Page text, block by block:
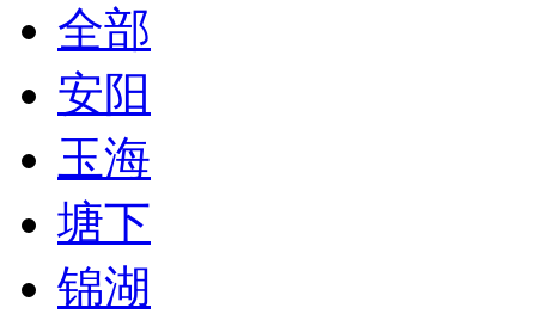
全部
安阳
玉海
塘下
锦湖